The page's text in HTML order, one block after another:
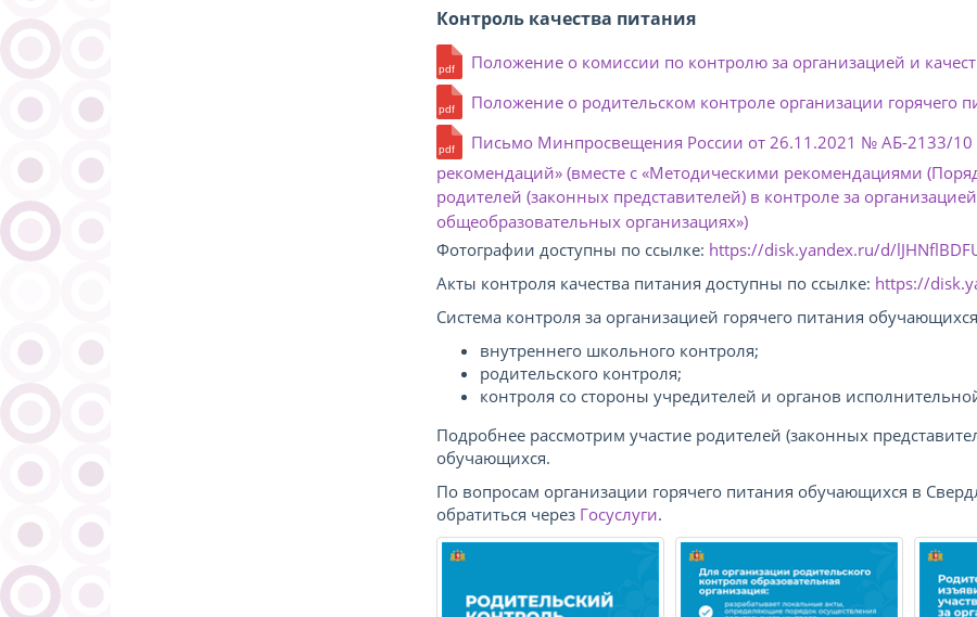
Контроль качества питания
Положение о комиссии по контролю за организацией и
Положение о родительском контроле организации горячего
Письмо Минпросвещения России от 26.11.2021 № АБ-2133/10
рекомендаций» (вместе с «Методическими рекомендациями
родителей (законных представителей) в контроле за
общеобразовательных организациях»)
Фотографии доступны по ссылке: https://disk.yandex.ru/d/
Акты контроля качества питания доступны по ссылке: https://
Система контроля за организацией горячего питания
внутреннего школьного контроля;
родительского контроля;
контроля со стороны учредителей и органов
Подробнее рассмотрим участие родителей (законных
обучающихся.
По вопросам организации горячего питания обучающихся в
обратиться через Госуслуги.